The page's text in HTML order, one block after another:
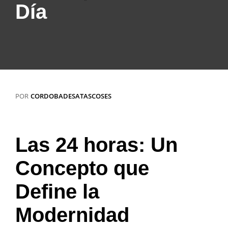
Día
POR CORDOBADESATASCOSES
Las 24 horas: Un
Concepto que
Define la
Modernidad